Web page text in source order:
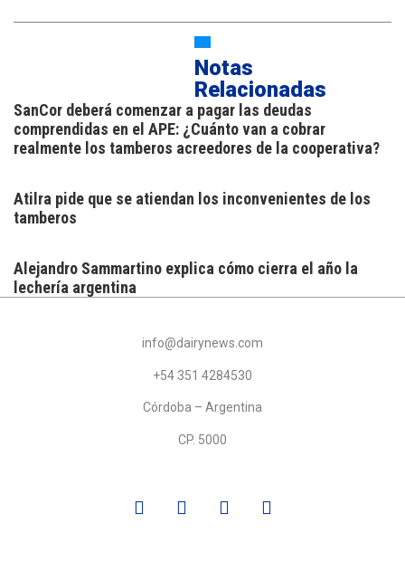
Notas
Relacionadas
SanCor deberá comenzar a pagar las deudas
comprendidas en el APE: ¿Cuánto van a cobrar
realmente los tamberos acreedores de la cooperativa?
Atilra pide que se atiendan los inconvenientes de los
tamberos
Alejandro Sammartino explica cómo cierra el año la
lechería argentina
info@dairynews.com
+54 351 4284530
Córdoba – Argentina
CP. 5000